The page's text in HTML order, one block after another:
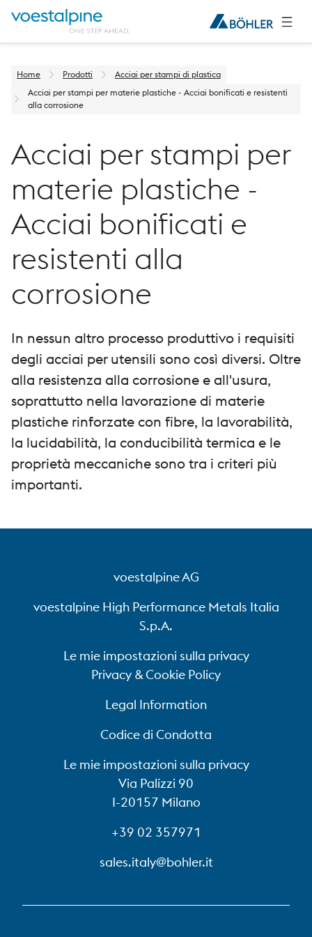
Home Prodotti
Acciai per stampi di plastica
Acciai per stampi per materie plastiche - Acciai bonificati e resistenti
alla corrosione
Acciai per stampi per
materie plastiche -
Acciai bonificati e
resistenti alla
corrosione
In nessun altro processo produttivo i requisiti
degli acciai per utensili sono così diversi. Oltre
alla resistenza alla corrosione e all'usura,
soprattutto nella lavorazione di materie
plastiche rinforzate con fibre, la lavorabilità,
la lucidabilità, la conducibilità termica e le
proprietà meccaniche sono tra i criteri più
importanti.
voestalpine AG
voestalpine High Performance Metals Italia
S.p.A.
Le mie impostazioni sulla privacy
Privacy & Cookie Policy
Legal Information
Codice di Condotta
Le mie impostazioni sulla privacy
Via Palizzi 90
I-20157 Milano
+39 02 357971
sales.italy@bohler.it